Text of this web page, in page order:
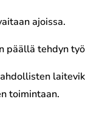
ajoissa.
päällä tehdyn
toimintaan.